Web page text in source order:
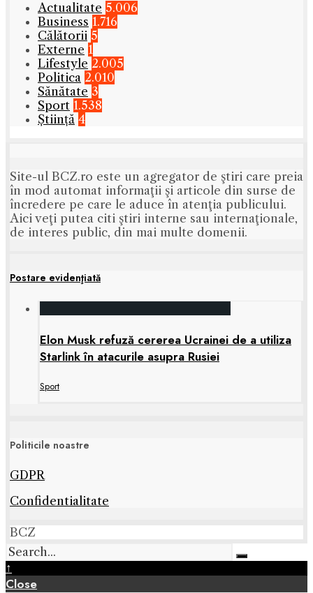
Actualitate 5.006
Business 1.716
Călătorii 5
Externe 1
Lifestyle 2.005
Politica 2.010
Sănătate 3
Sport 1.538
Știință 4
Site-ul BCZ.ro este un agregator de ştiri care preia
în mod automat informaţii şi articole din surse de
încredere pe care le aduce în atenţia publicului.
Aici veţi putea citi ştiri interne sau internaţionale,
de interes public, din mai multe domenii.
Postare evidenţiată
Elon Musk refuză cererea Ucrainei de a utiliza
Starlink în atacurile asupra Rusiei
Sport
Politicile noastre
GDPR
Confidentialitate
BCZ
↑
Close